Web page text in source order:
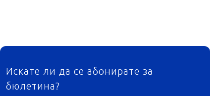
ФУТЕР
Искате ли да се абонирате за
бюлетина?